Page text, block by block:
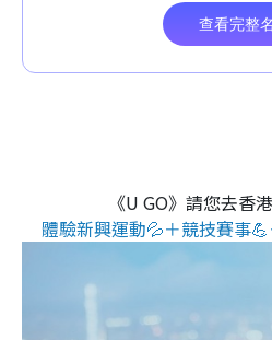
《U GO》請您去香
體驗新興運動💦＋競技賽事